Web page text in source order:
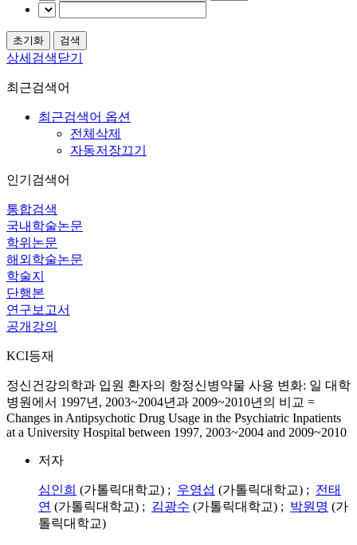
상세검색닫기
최근검색어
최근검색어 옵션
전체삭제
자동저장끄기
인기검색어
통합검색
국내학술논문
학위논문
해외학술논문
학술지
단행본
연구보고서
공개강의
KCI등재
정신건강의학과 입원 환자의 항정신병약물 사용 변화: 일 대학
병원에서 1997년, 2003~2004년과 2009~2010년의 비교 =
Changes in Antipsychotic Drug Usage in the Psychiatric Inpatients
at a University Hospital between 1997, 2003~2004 and 2009~2010
저자
심인희 (가톨릭대학교) ; 우영섭 (가톨릭대학교) ; 전태
연 (가톨릭대학교) ; 김광수 (가톨릭대학교) ; 박원명 (가
톨릭대학교)